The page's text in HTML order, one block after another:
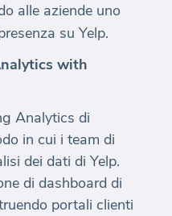
alle aziende uno
su Yelp.
with
Analytics di
in cui i team di
dei dati di Yelp.
di dashboard di
portali clienti